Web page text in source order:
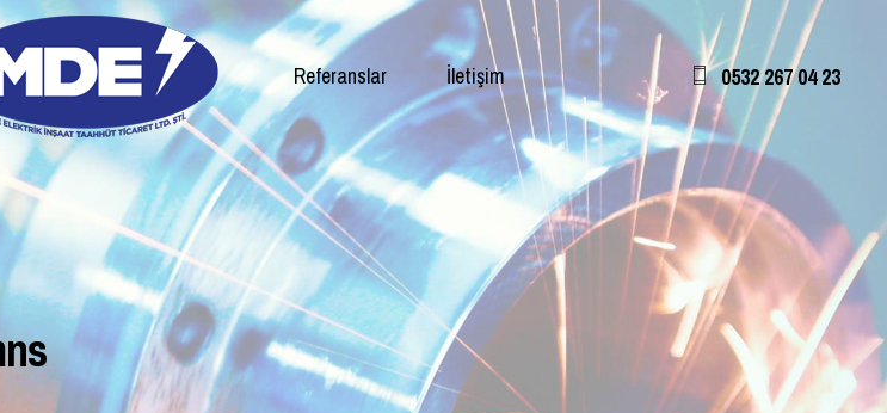
0532 267 04 23
Referanslar İletişim